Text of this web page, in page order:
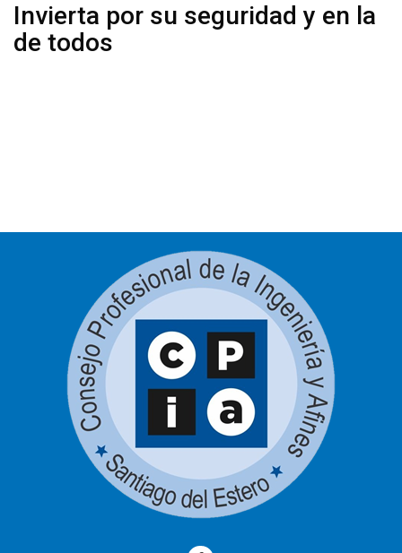
Invierta por su seguridad y en la
de todos